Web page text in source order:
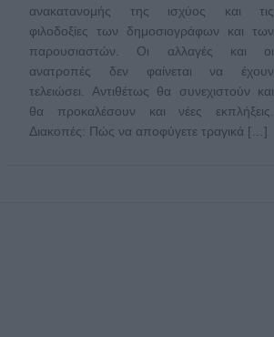
ανακατανομής της ισχύος και τις
φιλοδοξίες των δημοσιογράφων και των
παρουσιαστών. Οι αλλαγές και οι
ανατροπές δεν φαίνεται να έχουν
τελειώσει. Αντιθέτως θα συνεχιστούν και
θα προκαλέσουν και νέες εκπλήξεις.
Διακοπές: Πώς να αποφύγετε τραγικά […]